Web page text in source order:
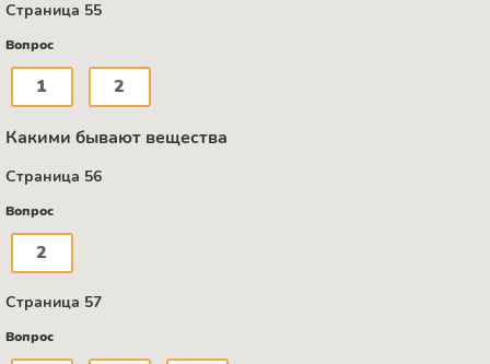
Страница 55
Вопрос
1 2
Какими бывают вещества
Страница 56
Вопрос
2
Страница 57
Вопрос